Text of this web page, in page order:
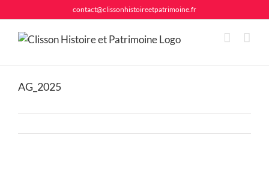
au
contenu
contact@clissonhistoireetpatrimoine.fr
AG_2025